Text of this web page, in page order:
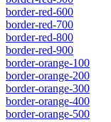
border-red-600
border-red-700
border-red-800
border-red-900
border-orange-100
border-orange-200
border-orange-300
border-orange-400
border-orange-500